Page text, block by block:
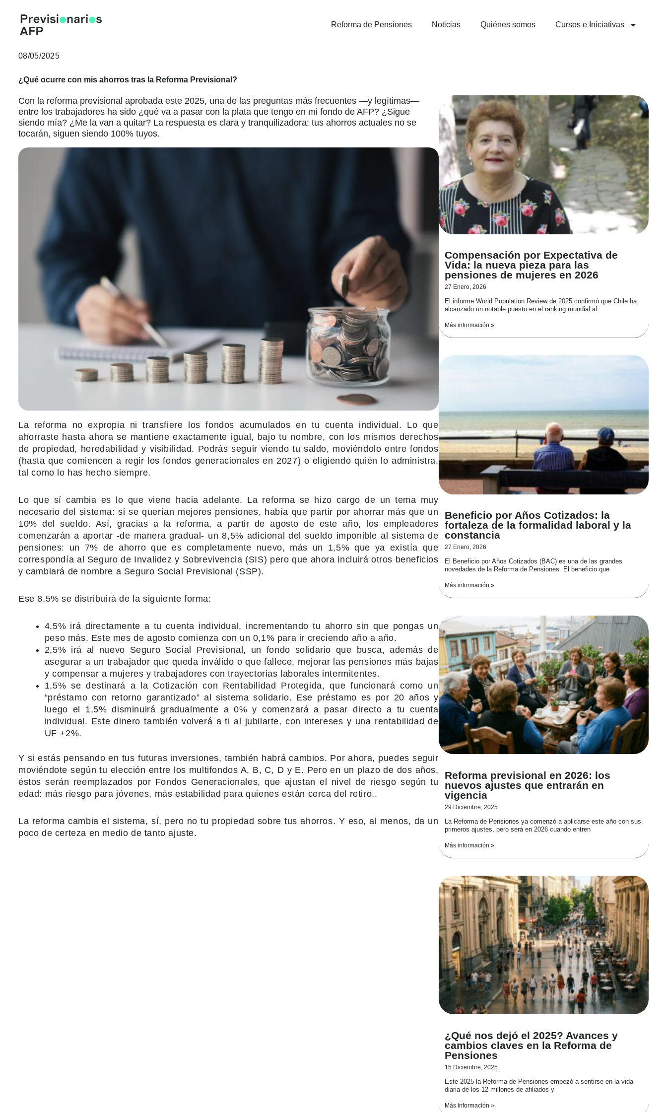
contenido
Reforma de Pensiones Noticias Quiénes somos Cursos e Iniciativas
08/05/2025
¿Qué ocurre con mis ahorros tras la Reforma Previsional?
Con la reforma previsional aprobada este 2025, una de las preguntas más frecuentes —y legítimas—
entre los trabajadores ha sido ¿qué va a pasar con la plata que tengo en mi fondo de AFP? ¿Sigue
siendo mía? ¿Me la van a quitar? La respuesta es clara y tranquilizadora: tus ahorros actuales no se
tocarán, siguen siendo 100% tuyos.
La reforma no expropia ni transfiere los fondos acumulados en tu cuenta individual. Lo que
ahorraste hasta ahora se mantiene exactamente igual, bajo tu nombre, con los mismos derechos
de propiedad, heredabilidad y visibilidad. Podrás seguir viendo tu saldo, moviéndolo entre fondos
(hasta que comiencen a regir los fondos generacionales en 2027) o eligiendo quién lo administra,
tal como lo has hecho siempre.
Lo que sí cambia es lo que viene hacia adelante. La reforma se hizo cargo de un tema muy
necesario del sistema: si se querían mejores pensiones, había que partir por ahorrar más que un
10% del sueldo. Así, gracias a la reforma, a partir de agosto de este año, los empleadores
comenzarán a aportar -de manera gradual- un 8,5% adicional del sueldo imponible al sistema de
pensiones: un 7% de ahorro que es completamente nuevo, más un 1,5% que ya existía que
correspondía al Seguro de Invalidez y Sobrevivencia (SIS) pero que ahora incluirá otros beneficios
y cambiará de nombre a Seguro Social Previsional (SSP).
Ese 8,5% se distribuirá de la siguiente forma:
4,5% irá directamente a tu cuenta individual, incrementando tu ahorro sin que pongas un
peso más. Este mes de agosto comienza con un 0,1% para ir creciendo año a año.
2,5% irá al nuevo Seguro Social Previsional, un fondo solidario que busca, además de
asegurar a un trabajador que queda inválido o que fallece, mejorar las pensiones más bajas
y compensar a mujeres y trabajadores con trayectorias laborales intermitentes.
1,5% se destinará a la Cotización con Rentabilidad Protegida, que funcionará como un
“préstamo con retorno garantizado” al sistema solidario. Ese préstamo es por 20 años y
luego el 1,5% disminuirá gradualmente a 0% y comenzará a pasar directo a tu cuenta
individual. Este dinero también volverá a ti al jubilarte, con intereses y una rentabilidad de
UF +2%.
Y si estás pensando en tus futuras inversiones, también habrá cambios. Por ahora, puedes seguir
moviéndote según tu elección entre los multifondos A, B, C, D y E. Pero en un plazo de dos años,
éstos serán reemplazados por Fondos Generacionales, que ajustan el nivel de riesgo según tu
edad: más riesgo para jóvenes, más estabilidad para quienes están cerca del retiro..
La reforma cambia el sistema, sí, pero no tu propiedad sobre tus ahorros. Y eso, al menos, da un
poco de certeza en medio de tanto ajuste.
Compensación por Expectativa de
Vida: la nueva pieza para las
pensiones de mujeres en 2026
27 Enero, 2026
El informe World Population Review de 2025 confirmó que Chile ha
alcanzado un notable puesto en el ranking mundial al
Más información »
Beneficio por Años Cotizados: la
fortaleza de la formalidad laboral y la
constancia
27 Enero, 2026
El Beneficio por Años Cotizados (BAC) es una de las grandes
novedades de la Reforma de Pensiones. El beneficio que
Más información »
Reforma previsional en 2026: los
nuevos ajustes que entrarán en
vigencia
29 Diciembre, 2025
La Reforma de Pensiones ya comenzó a aplicarse este año con sus
primeros ajustes, pero será en 2026 cuando entren
Más información »
¿Qué nos dejó el 2025? Avances y
cambios claves en la Reforma de
Pensiones
15 Diciembre, 2025
Este 2025 la Reforma de Pensiones empezó a sentirse en la vida
diaria de los 12 millones de afiliados y
Más información »